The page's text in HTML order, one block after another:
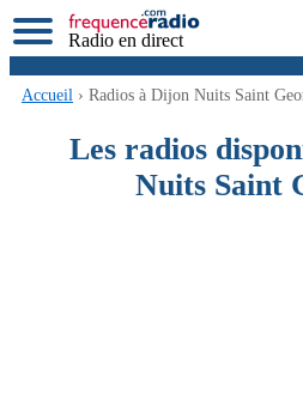
Radio en direct
Accueil › Radios à Dijon Nuits Saint
Les radios
Nuits Saint